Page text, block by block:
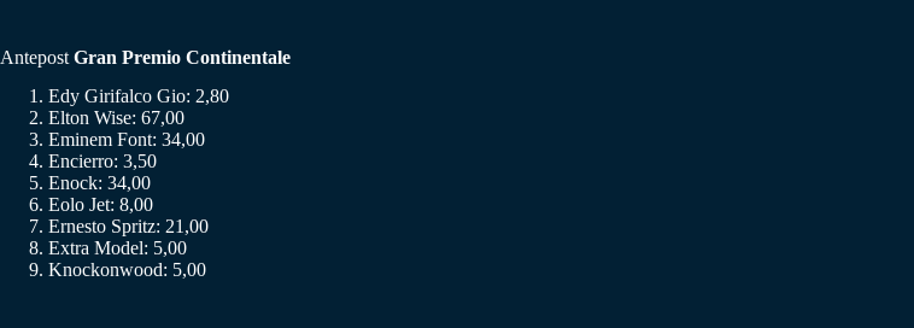
Antepost Gran Premio Continentale
Edy Girifalco Gio: 2,80
Elton Wise: 67,00
Eminem Font: 34,00
Encierro: 3,50
Enock: 34,00
Eolo Jet: 8,00
Ernesto Spritz: 21,00
Extra Model: 5,00
Knockonwood: 5,00